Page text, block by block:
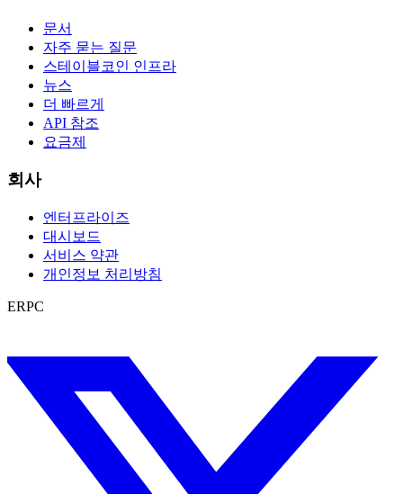
문서
자주 묻는 질문
스테이블코인 인프라
뉴스
더 빠르게
API 참조
요금제
회사
엔터프라이즈
대시보드
서비스 약관
개인정보 처리방침
ERPC